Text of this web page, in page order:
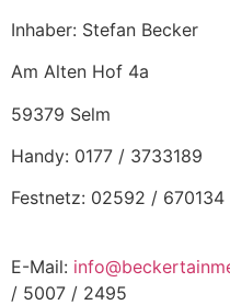
Inhaber: Stefan Becker
Am
59379 Selm
Handy:
Festnetz: 02592 /
E-Mail:
/ 5007 / 2495